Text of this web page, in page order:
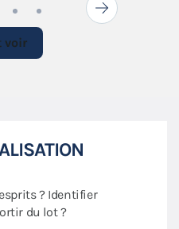
voir
? Identifier
du lot ?